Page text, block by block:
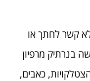
קשר לחתך או
בנרתיק מרפיון
כאבים,